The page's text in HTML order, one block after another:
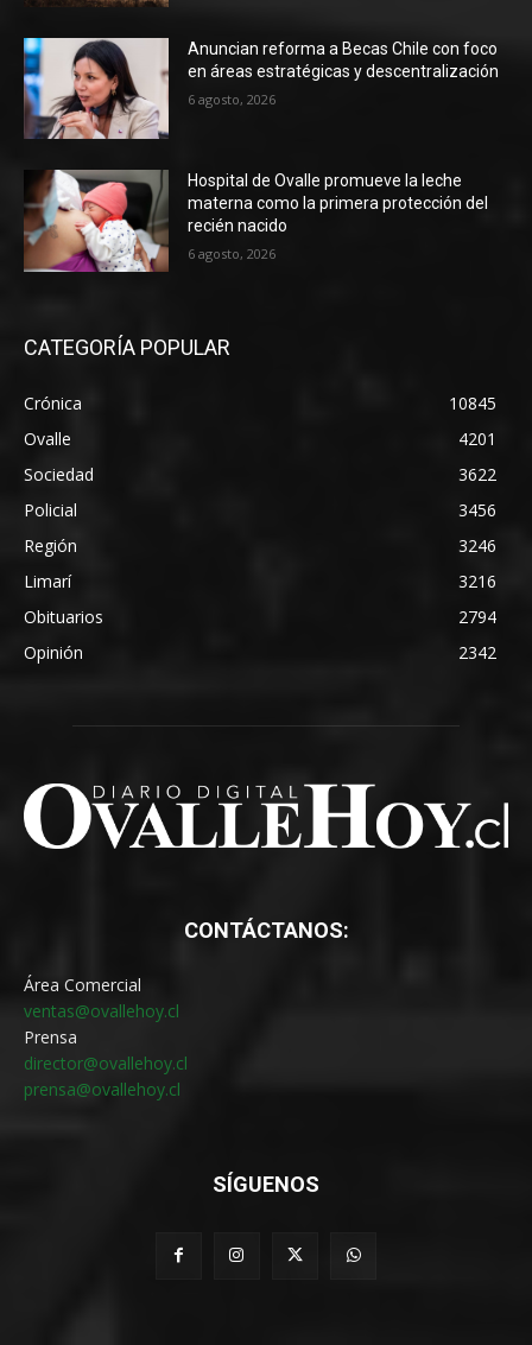
Anuncian reforma a Becas Chile con foco
en áreas estratégicas y descentralización
6 agosto, 2026
Hospital de Ovalle promueve la leche
materna como la primera protección del
recién nacido
6 agosto, 2026
CATEGORÍA POPULAR
Crónica
10845
Ovalle
4201
Sociedad
3622
Policial
3456
Región
3246
Limarí
3216
Obituarios
2794
Opinión
2342
CONTÁCTANOS:
Área Comercial
ventas@ovallehoy.cl
Prensa
director@ovallehoy.cl
prensa@ovallehoy.cl
SÍGUENOS